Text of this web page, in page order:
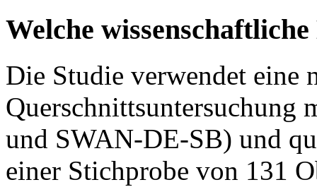
Welche
Die Studie verwendet eine
Querschnittsuntersuchung
und SWAN-DE-SB) und
einer Stichprobe von 131